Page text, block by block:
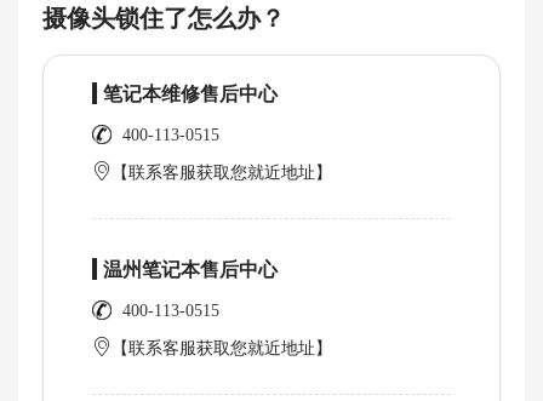
摄像头锁住了怎么办？
笔记本维修售后中心
400-113-0515
【联系客服获取您就近地址】
温州笔记本售后中心
400-113-0515
【联系客服获取您就近地址】